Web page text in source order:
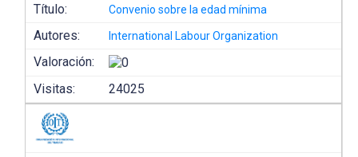
Título: Convenio sobre la edad mínima
Autores: International Labour Organization
Valoración:
Visitas:
24025